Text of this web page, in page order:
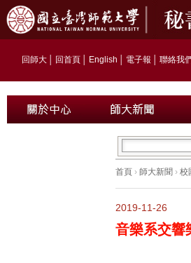
回師大 回首頁 English 電子報 聯絡我
首頁 › 師大新聞 › 校
2019-11-26
音樂系交響